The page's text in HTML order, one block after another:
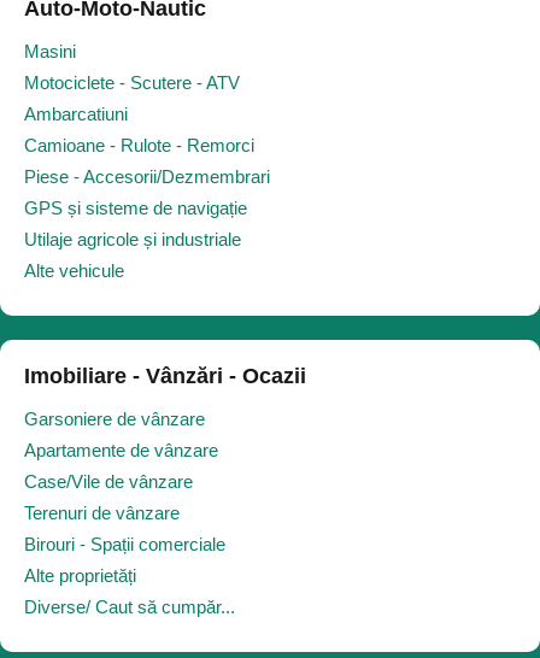
Auto-Moto-Nautic
Masini
Motociclete - Scutere - ATV
Ambarcatiuni
Camioane - Rulote - Remorci
Piese - Accesorii/Dezmembrari
GPS și sisteme de navigație
Utilaje agricole și industriale
Alte vehicule
Imobiliare - Vânzări - Ocazii
Garsoniere de vânzare
Apartamente de vânzare
Case/Vile de vânzare
Terenuri de vânzare
Birouri - Spații comerciale
Alte proprietăți
Diverse/ Caut să cumpăr...